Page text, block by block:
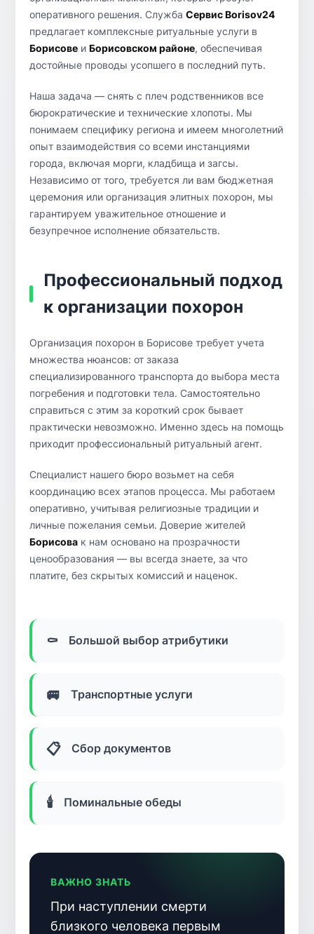
оперативного решения. СлужбаСервис Borisov24
предлагает комплексные ритуальные услуги в
Борисове и Борисовском районе, обеспечивая
достойные проводы усопшего в последний путь.
Наша задача — снять с плеч родственников все
бюрократические и технические хлопоты. Мы
понимаем специфику региона и имеем многолетний
опыт взаимодействия со всеми инстанциями
города, включая морги, кладбища и загсы.
Независимо от того, требуется ли вам бюджетная
церемония или организация элитных похорон, мы
гарантируем уважительное отношение и
безупречное исполнение обязательств.
Профессиональный подход
к организации похорон
Организация похорон в Борисове требует учета
множества нюансов: от заказа
специализированного транспорта до выбора места
погребения и подготовки тела. Самостоятельно
справиться с этим за короткий срок бывает
практически невозможно. Именно здесь на помощь
приходит профессиональный ритуальный агент.
Специалист нашего бюро возьмет на себя
координацию всех этапов процесса. Мы работаем
оперативно, учитывая религиозные традиции и
личные пожелания семьи. Доверие жителей
Борисова к нам основано на прозрачности
ценообразования — вы всегда знаете, за что
платите, без скрытых комиссий и наценок.
⚰️ Большой выбор атрибутики
🚐 Транспортные услуги
📋 Сбор документов
🕯️ Поминальные обеды
ВАЖНО ЗНАТЬ
При наступлении смерти
близкого человека первым